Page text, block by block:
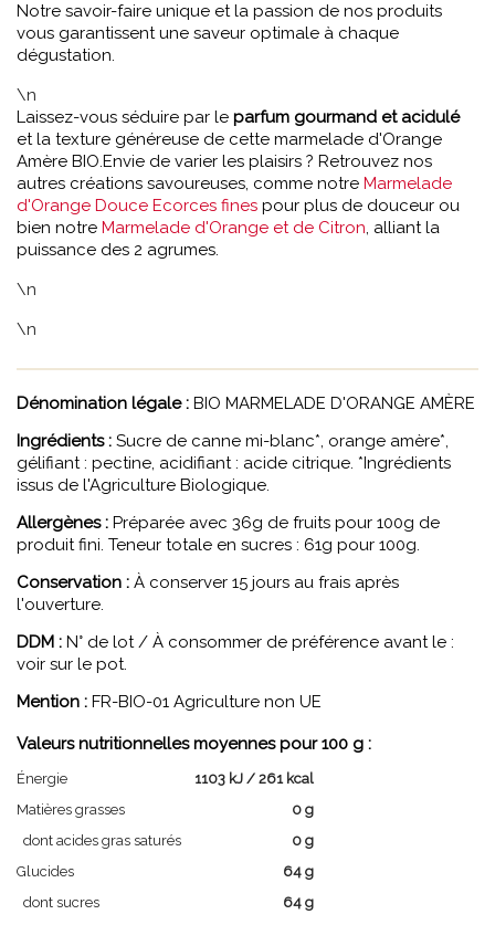
Notre savoir-faire unique et la passion de nos produits
vous garantissent une saveur optimale à chaque
dégustation.
\n
Laissez-vous séduire par le parfum gourmand et acidulé
et la texture généreuse de cette marmelade d'Orange
Amère BIO.Envie de varier les plaisirs ? Retrouvez nos
autres créations savoureuses, comme notre Marmelade
d'Orange Douce Ecorces fines pour plus de douceur ou
bien notre Marmelade d'Orange et de Citron, alliant la
puissance des 2 agrumes.
\n
\n
Dénomination légale : BIO MARMELADE D'ORANGE AMÈRE
Ingrédients : Sucre de canne mi-blanc*, orange amère*,
gélifiant : pectine, acidifiant : acide citrique. *Ingrédients
issus de l'Agriculture Biologique.
Allergènes : Préparée avec 36g de fruits pour 100g de
produit fini. Teneur totale en sucres : 61g pour 100g.
Conservation : À conserver 15 jours au frais après
l'ouverture.
DDM : N° de lot / À consommer de préférence avant le :
voir sur le pot.
Mention : FR-BIO-01 Agriculture non UE
Valeurs nutritionnelles moyennes pour 100 g :
Énergie
1103 kJ / 261 kcal
Matières grasses
0 g
dont acides gras saturés
0 g
Glucides
64 g
dont sucres
64 g